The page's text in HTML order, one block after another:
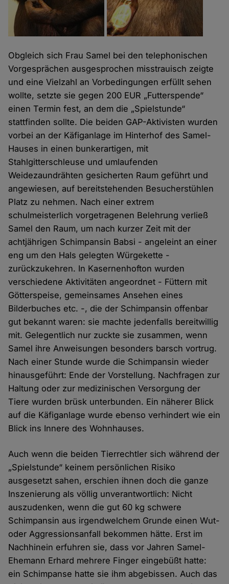
Obgleich sich Frau Samel bei den telephonischen
Vorgesprächen ausgesprochen misstrauisch zeigte
und eine Vielzahl an Vorbedingungen erfüllt sehen
wollte, setzte sie gegen 200 EUR „Futterspende“
einen Termin fest, an dem die „Spielstunde“
stattfinden sollte. Die beiden GAP-Aktivisten wurden
vorbei an der Käfiganlage im Hinterhof des Samel-
Hauses in einen bunkerartigen, mit
Stahlgitterschleuse und umlaufenden
Weidezaundrähten gesicherten Raum geführt und
angewiesen, auf bereitstehenden Besucherstühlen
Platz zu nehmen. Nach einer extrem
schulmeisterlich vorgetragenen Belehrung verließ
Samel den Raum, um nach kurzer Zeit mit der
achtjährigen Schimpansin Babsi - angeleint an einer
eng um den Hals gelegten Würgekette -
zurückzukehren. In Kasernenhofton wurden
verschiedene Aktivitäten angeordnet - Füttern mit
Götterspeise, gemeinsames Ansehen eines
Bilderbuches etc. -, die der Schimpansin offenbar
gut bekannt waren: sie machte jedenfalls bereitwillig
mit. Gelegentlich nur zuckte sie zusammen, wenn
Samel ihre Anweisungen besonders barsch vortrug.
Nach einer Stunde wurde die Schimpansin wieder
hinausgeführt: Ende der Vorstellung. Nachfragen zur
Haltung oder zur medizinischen Versorgung der
Tiere wurden brüsk unterbunden. Ein näherer Blick
auf die Käfiganlage wurde ebenso verhindert wie ein
Blick ins Innere des Wohnhauses.
Auch wenn die beiden Tierrechtler sich während der
„Spielstunde“ keinem persönlichen Risiko
ausgesetzt sahen, erschien ihnen doch die ganze
Inszenierung als völlig unverantwortlich: Nicht
auszudenken, wenn die gut 60 kg schwere
Schimpansin aus irgendwelchem Grunde einen Wut-
oder Aggressionsanfall bekommen hätte. Erst im
Nachhinein erfuhren sie, dass vor Jahren Samel-
Ehemann Erhard mehrere Finger eingebüßt hatte:
ein Schimpanse hatte sie ihm abgebissen. Auch das